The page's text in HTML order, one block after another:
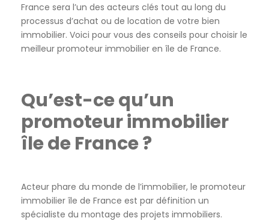
France sera l’un des acteurs clés tout au long du
processus d’achat ou de location de votre bien
immobilier. Voici pour vous des conseils pour choisir le
meilleur promoteur immobilier en île de France.
Qu’est-ce qu’un
promoteur immobilier
île de France ?
Acteur phare du monde de l’immobilier, le promoteur
immobilier île de France est par définition un
spécialiste du montage des projets immobiliers.